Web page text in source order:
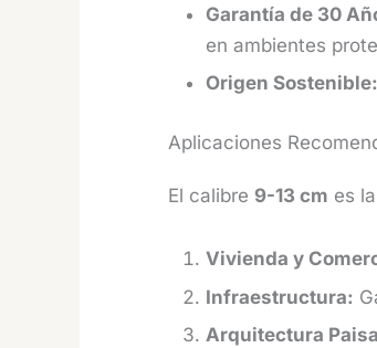
Garantía de 30
en ambientes
Origen Sostenible:
Aplicaciones
El calibre 9-13 cm es
Vivienda y
Infraestructura:
Arquitectura